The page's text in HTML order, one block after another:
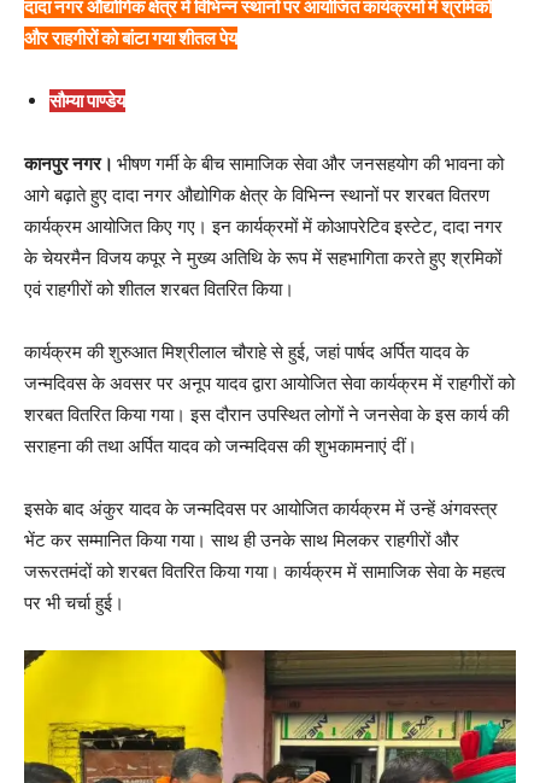
दादा नगर औद्योगिक क्षेत्र में विभिन्न स्थानों पर आयोजित कार्यक्रमों में श्रमिकों
और राहगीरों को बांटा गया शीतल पेय
सौम्या पाण्डेय
कानपुर नगर। भीषण गर्मी के बीच सामाजिक सेवा और जनसहयोग की भावना को
आगे बढ़ाते हुए दादा नगर औद्योगिक क्षेत्र के विभिन्न स्थानों पर शरबत वितरण
कार्यक्रम आयोजित किए गए। इन कार्यक्रमों में कोआपरेटिव इस्टेट, दादा नगर
के चेयरमैन विजय कपूर ने मुख्य अतिथि के रूप में सहभागिता करते हुए श्रमिकों
एवं राहगीरों को शीतल शरबत वितरित किया।
कार्यक्रम की शुरुआत मिश्रीलाल चौराहे से हुई, जहां पार्षद अर्पित यादव के
जन्मदिवस के अवसर पर अनूप यादव द्वारा आयोजित सेवा कार्यक्रम में राहगीरों को
शरबत वितरित किया गया। इस दौरान उपस्थित लोगों ने जनसेवा के इस कार्य की
सराहना की तथा अर्पित यादव को जन्मदिवस की शुभकामनाएं दीं।
इसके बाद अंकुर यादव के जन्मदिवस पर आयोजित कार्यक्रम में उन्हें अंगवस्त्र
भेंट कर सम्मानित किया गया। साथ ही उनके साथ मिलकर राहगीरों और
जरूरतमंदों को शरबत वितरित किया गया। कार्यक्रम में सामाजिक सेवा के महत्व
पर भी चर्चा हुई।